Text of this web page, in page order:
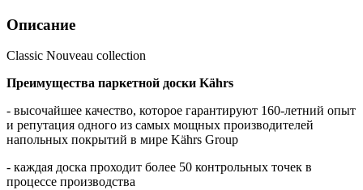
Описание
Classic Nouveau collection
Преимущества паркетной доски Kährs
- высочайшее качество, которое гарантируют 160-летний опыт
и репутация одного из самых мощных производителей
напольных покрытий в мире Kährs Group
- каждая доска проходит более 50 контрольных точек в
процессе производства